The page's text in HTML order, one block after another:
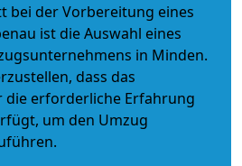
bei der Vorbereitung eines
ist die Auswahl eines
in Minden.
dass das
die erforderliche Erfahrung
um den Umzug